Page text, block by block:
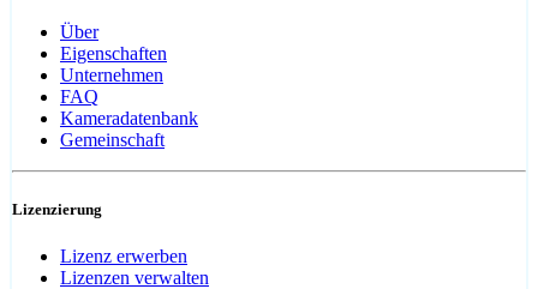
Über
Eigenschaften
Unternehmen
FAQ
Kameradatenbank
Gemeinschaft
Lizenzierung
Lizenz erwerben
Lizenzen verwalten